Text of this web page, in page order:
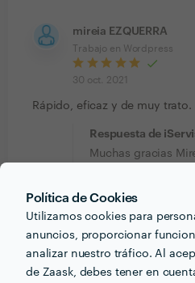
Política de Cookies
Utilizamos cookies para
anuncios, proporcionar
analizar nuestro tráfico. Al
de Zaask, debes tener en
mireia EZQUERRA
Trabajo en Wordpress
30 oct. 2021
Rápido, eficaz y de muy trato.
Respuesta de
Muchas gracias
Nacho Ortiz
Trabajo realizado fuera de
Gran profesional. Atento a